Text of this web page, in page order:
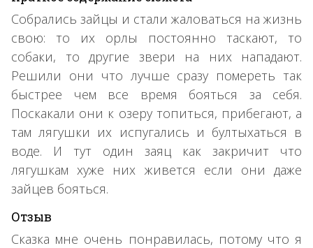
Собрались зайцы и стали жаловаться на жизнь
свою: то их орлы постоянно таскают, то
собаки, то другие звери на них нападают.
Решили они что лучше сразу помереть так
быстрее чем все время бояться за себя.
Поскакали они к озеру топиться, прибегают, а
там лягушки их испугались и бултыхаться в
воде. И тут один заяц как закричит что
лягушкам хуже них живется если они даже
зайцев бояться.
Отзыв
Сказка мне очень понравилась, потому что я